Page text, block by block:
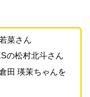
菜さん
の松村北斗さん
田 瑛茉ちゃんを